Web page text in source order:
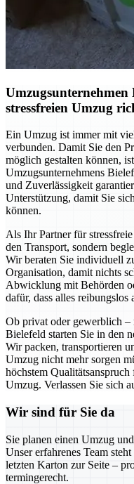
Umzugsunternehmen
stressfreien Umzug
Ein Umzug ist immer mit
verbunden. Damit Sie den
möglich gestalten können,
Umzugsunternehmens
und Zuverlässigkeit
Unterstützung, damit Sie
können.
Als Ihr Partner für
den Transport, sondern
Wir beraten Sie individuell
Organisation, damit nichts
Abwicklung mit Behörden
dafür, dass alles reibungslos
Ob privat oder gewerblich –
Bielefeld starten Sie in den
Wir packen, transportieren
Umzug nicht mehr sorgen
höchstem
Umzug. Verlassen Sie sich
Wir sind für Sie da
Sie planen einen Umzug
Unser erfahrenes Team
letzten Karton zur Seite –
termingerecht.